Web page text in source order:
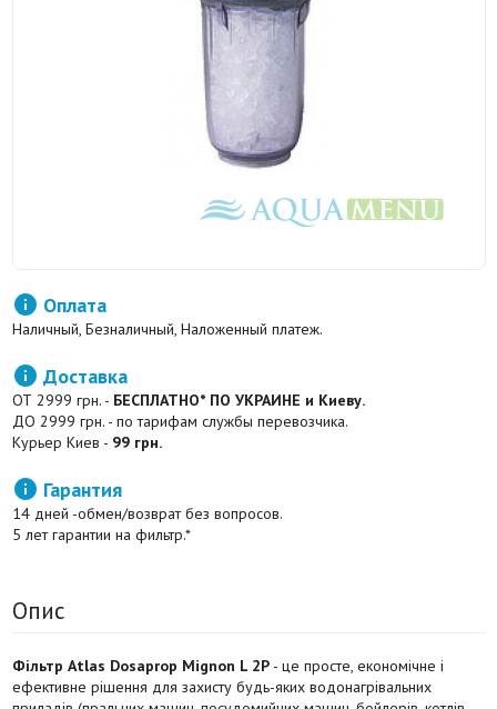
 Оплата
Наличный, Безналичный, Наложенный платеж.
 Доставка
ОТ 2999 грн. - БЕСПЛАТНО* ПО УКРАИНЕ и Киеву.
ДО 2999 грн. - по тарифам службы перевозчика.
Курьер Киев - 99 грн.
 Гарантия
14 дней -обмен/возврат без вопросов.
5 лет гарантии на фильтр.*
Опис
Фільтр Atlas Dosaprop Mignon L 2P- це просте, економічне і
ефективне рішення для захисту будь-яких водонагрівальних